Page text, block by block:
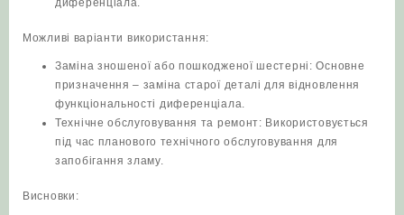
Можливі варіанти використання:
Заміна зношеної або пошкодженої шестерні: Основне
призначення – заміна старої деталі для відновлення
функціональності диференціала.
Технічне обслуговування та ремонт: Використовується
під час планового технічного обслуговування для
запобігання зламу.
Висновки: